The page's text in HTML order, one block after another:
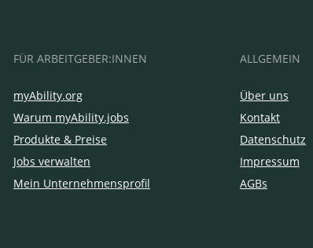
FÜR ARBEITGEBER:INNEN
myAbility.org
Warum myAbility.jobs
Produkte & Preise
Jobs verwalten
Mein Unternehmensprofil
ALLGEMEIN
Über uns
Kontakt
Datenschutz
Impressum
AGBs